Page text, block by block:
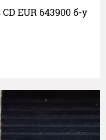
EUR 643900 б-у